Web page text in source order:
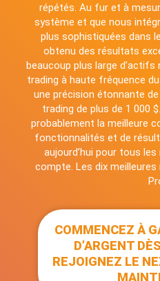
répétés. Au fur et à
système et que nous
plus sophistiquées dans
obtenu des résultats
beaucoup plus large
trading à haute fréquence
une précision étonnante
trading de plus de 1 000
probablement la meilleure
fonctionnalités et de
aujourd’hui pour tous les
compte. Les dix
COMMENCEZ À
D’ARGENT
REJOIGNEZ LE